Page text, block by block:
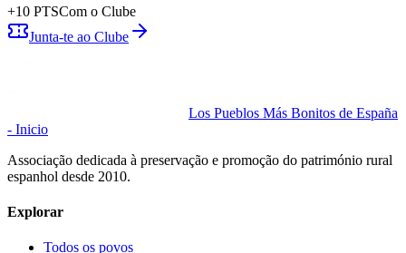
+10 PTSCom o Clube
Junta-te ao Clube
Los Pueblos Más Bonitos de España
- Inicio
Associação dedicada à preservação e promoção do património rural
espanhol desde 2010.
Explorar
Todos os povos